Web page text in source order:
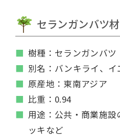
セランガンバツ
樹種：セランガンバツ
別名：バンキライ、イ
原産地：東南アジア
比重：0.94
用途：公共・商業施
ッキなど